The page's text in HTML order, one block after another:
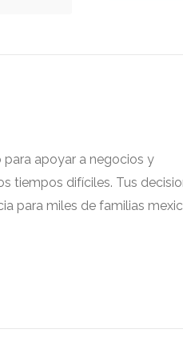
para apoyar a negocios y
tiempos difíciles. Tus
para miles de familias